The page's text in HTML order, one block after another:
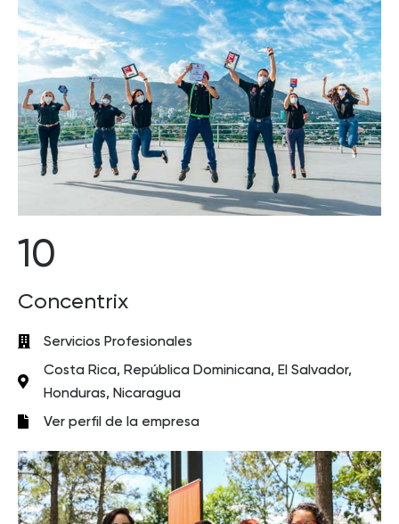
10
Concentrix
Servicios Profesionales
Costa Rica, República Dominicana, El Salvador,
Honduras, Nicaragua
Ver perfil de la empresa